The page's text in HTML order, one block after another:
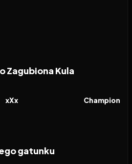
Zagubiona Kula
FILM
xXx FILM
gatunku